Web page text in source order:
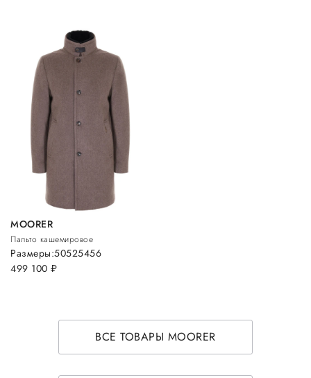
MOORER
Пальто кашемировое
499 100 руб.
Размеры:50525456
ВСЕ ТОВАРЫ MOORER